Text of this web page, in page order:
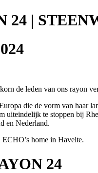
24 |
de leden van ons rayon
die de vorm van haar
uiteindelijk te stoppen bij
en Nederland.
home in Havelte.
24